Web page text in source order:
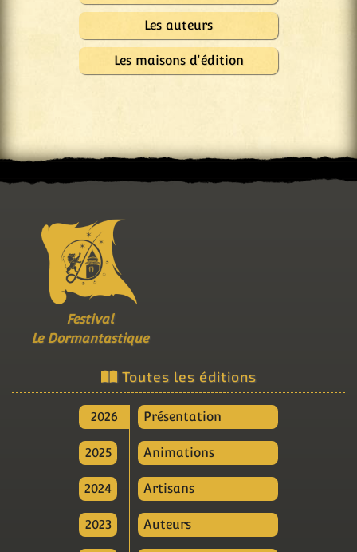
Les auteurs
Les maisons d'édition
Festival
Le Dormantastique
Toutes les éditions
2026
2025
2024
2023
Présentation
Animations
Artisans
Auteurs